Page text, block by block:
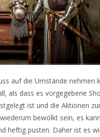
auf die Umstände nehmen
als dass es vorgegebene
ist und die Aktionen
bewölkt sein, es
heftig pusten. Daher ist es